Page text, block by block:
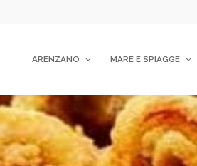
ARENZANO MARE E SPIAGGE